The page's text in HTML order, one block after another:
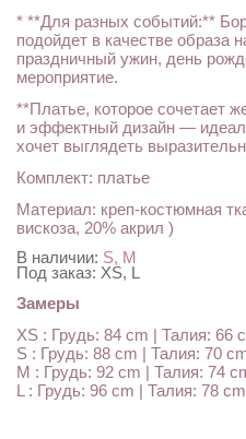
* **Для разных событий:**
подойдет в качестве образа
праздничный ужин, день
мероприятие.
**Платье, которое сочетает
и эффектный дизайн —
хочет выглядеть
Комплект: платье
Материал: креп-костюмная
вискоза, 20% акрил )
В наличии: S, M
Под заказ: XS, L
Замеры
XS : Грудь: 84 cm | Талия: 66
S : Грудь: 88 cm | Талия: 70
M : Грудь: 92 cm | Талия: 74
L : Грудь: 96 cm | Талия: 78